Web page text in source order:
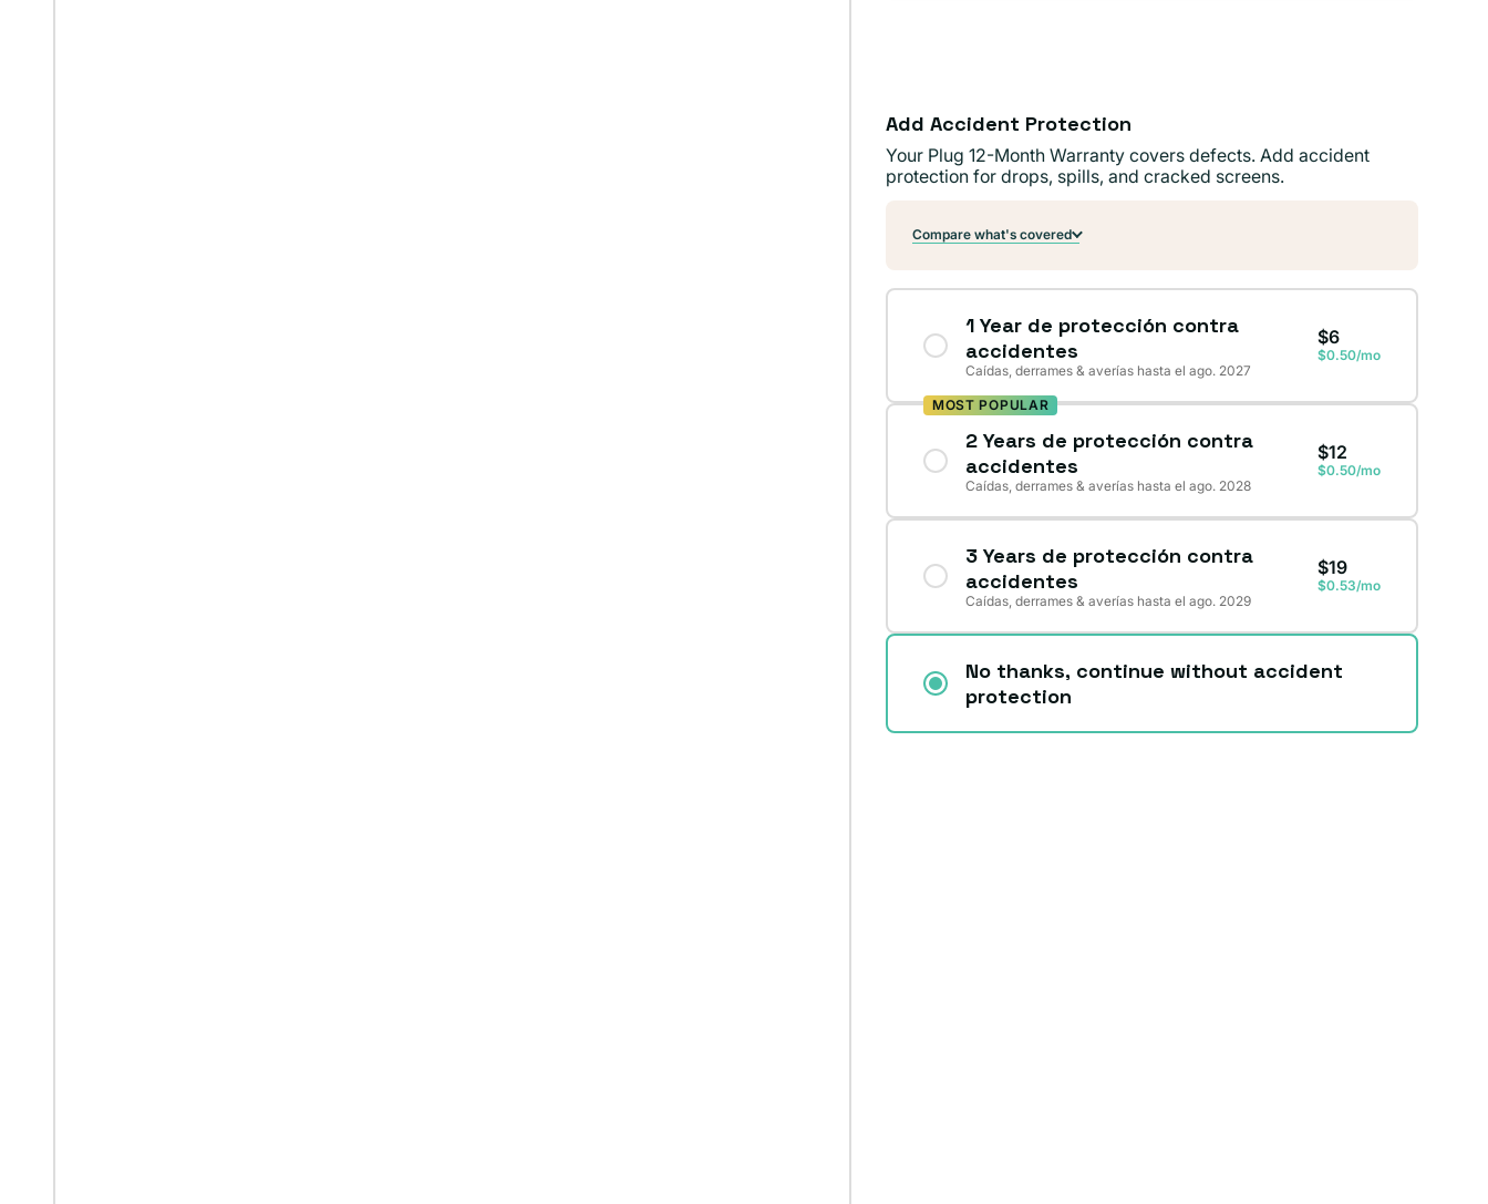
Add Accident Protection
Your Plug 12-Month Warranty covers defects. Add accident
protection for drops, spills, and cracked screens.
Compare what's covered
1 Year de protección contra
accidentes
Caídas, derrames & averías hasta el ago. 2027
$6
$0.50/mo
MOST POPULAR
2 Years de protección contra
accidentes
Caídas, derrames & averías hasta el ago. 2028
$12
$0.50/mo
3 Years de protección contra
accidentes
Caídas, derrames & averías hasta el ago. 2029
$19
$0.53/mo
No thanks, continue without accident
protection